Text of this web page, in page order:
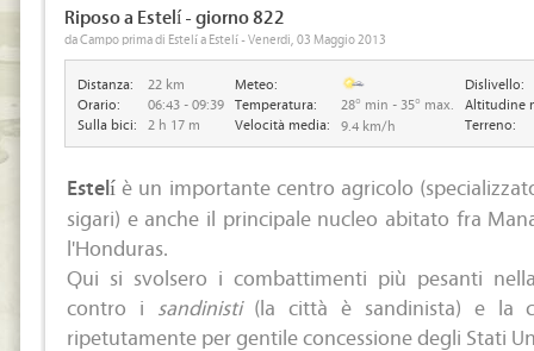
Riposo a Estelí - giorno 822
da Campo prima di Estelí a Estelí - Venerdi, 03 Maggio 2013
Distanza:
Orario:
Sulla bici:
22 km
06:43 - 09:39
2 h 17 m
Meteo:
Temperatura:
Velocità media:
28° min - 35° max.
9.4 km/h
Dislivello:
Altitudine
Terreno:
Estelíè un importante centro agricolo
sigari) e anche il principale nucleo abitato fra
l'Honduras.
Qui si svolsero i combattimenti più pesanti
contro i sandinisti (la città è sandinista) e la
ripetutamente per gentile concessione degli Stati